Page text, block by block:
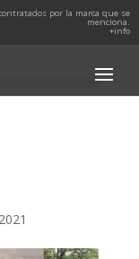
por la marca que se
menciona.
+info